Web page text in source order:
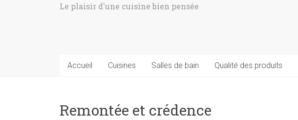
Le plaisir d'une cuisine bien pensée
Accueil Cuisines Salles de bain Qualité des produits
Remontée et crédence